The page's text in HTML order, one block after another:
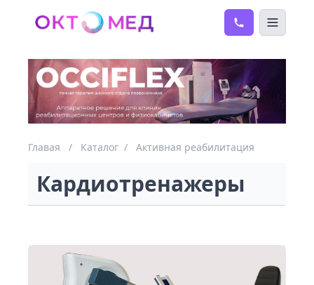
Главая / Каталог / Активная реабилитация
Кардиотренажеры